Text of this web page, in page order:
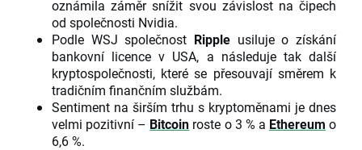
oznámila záměr snížit svou závislost na čipech
od společnosti Nvidia.
Podle WSJ společnost Ripple usiluje o získání
bankovní licence v USA, a následuje tak další
kryptospolečnosti, které se přesouvají směrem k
tradičním finančním službám.
Sentiment na širším trhu s kryptoměnami je dnes
velmi pozitivní – Bitcoin roste o 3 % a Ethereum o
6,6 %.